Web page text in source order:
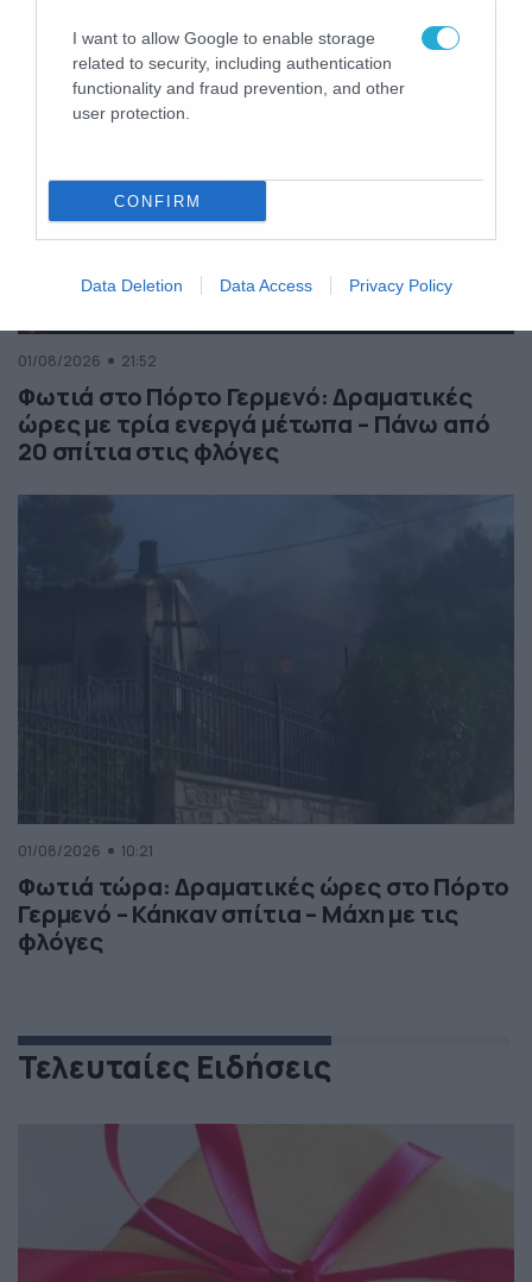
I want to allow Google to enable storage
related to security, including authentication
functionality and fraud prevention, and other
user protection.
CONFIRM
Data Deletion Data Access Privacy Policy
01/08/2026 21:52
Φωτιά στο Πόρτο Γερμενό: Δραματικές
ώρες με τρία ενεργά μέτωπα – Πάνω από
20 σπίτια στις φλόγες
01/08/2026 10:21
Φωτιά τώρα: Δραματικές ώρες στο Πόρτο
Γερμενό – Κάηκαν σπίτια – Μάχη με τις
φλόγες
Τελευταίες Ειδήσεις